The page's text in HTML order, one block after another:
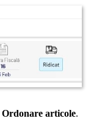
Ordonare articole.